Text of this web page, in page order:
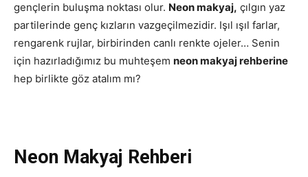
gençlerin buluşma noktası olur. Neon makyaj, çılgın yaz
partilerinde genç kızların vazgeçilmezidir. Işıl ışıl farlar,
rengarenk rujlar, birbirinden canlı renkte ojeler… Senin
için hazırladığımız bu muhteşem neon makyaj rehberine
hep birlikte göz atalım mı?
Neon Makyaj Rehberi